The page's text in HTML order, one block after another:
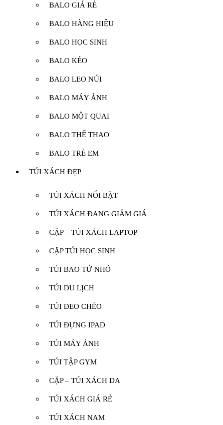
BALO GIÁ RẺ
BALO HÀNG HIỆU
BALO HỌC SINH
BALO KÉO
BALO LEO NÚI
BALO MÁY ẢNH
BALO MỘT QUAI
BALO THỂ THAO
BALO TRẺ EM
TÚI XÁCH ĐẸP
TÚI XÁCH NỔI BẬT
TÚI XÁCH ĐANG GIẢM GIÁ
CẶP – TÚI XÁCH LAPTOP
CẶP TÚI HỌC SINH
TÚI BAO TỬ NHỎ
TÚI DU LỊCH
TÚI ĐEO CHÉO
TÚI ĐỰNG IPAD
TÚI MÁY ẢNH
TÚI TẬP GYM
CẶP – TÚI XÁCH DA
TÚI XÁCH GIÁ RẺ
TÚI XÁCH NAM